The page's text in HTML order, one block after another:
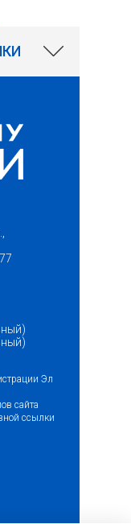
email)
Эл
сайта
ссылки